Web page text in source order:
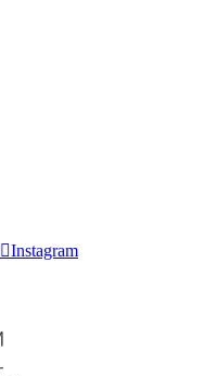
Instagram